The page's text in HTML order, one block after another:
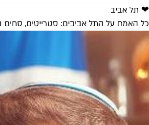
❤ תל אביב
כל האמת על התל אביבים: סטרייטים, סחים